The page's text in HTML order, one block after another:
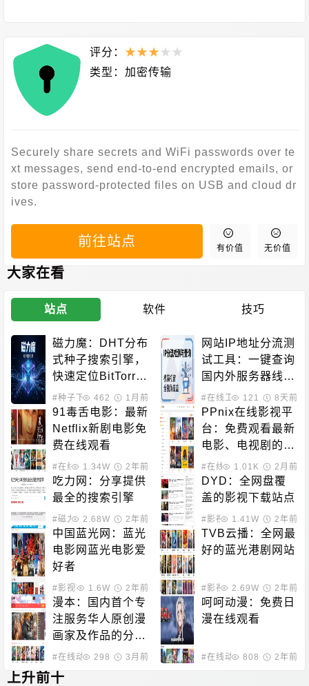
评分： ★★★ ★ ★
类型： 加密传输
Securely share secrets and WiFi passwords over te
xt messages, send end-to-end encrypted emails, or
store password-protected files on USB and cloud dr
ives.
前往站点 有价值 无价值
大家在看
站点 软件 技巧
磁力魔：DHT分布
式种子搜索引擎，
快速定位BitTorre
nt资源
#种子下载 #磁力搜索
462 1月前
网站IP地址分流测
试工具：一键查询
国内外服务器线路
质量与CDN分布
#在线工具 121 8天前
91毒舌电影：最新
Netflix新剧电影免
费在线观看
#在线影音1.34W 2年前
PPnix在线影视平
台：免费观看最新
电影、电视剧的站
点
#在线影音1.01K 2月前
吃力网：分享提供
最全的搜索引擎
#磁力搜索2.68W 2年前
DYD：全网盘覆
盖的影视下载站点
#影视下载1.41W 2年前
中国蓝光网：蓝光
电影网蓝光电影爱
好者
#影视下载1.6W 2年前
TVB云播：全网最
好的蓝光港剧网站
#影视下载 #在线影音
2.69W 2年前
漫本：国内首个专
注服务华人原创漫
画家及作品的分享
平台
#在线动漫 298 3月前
呵呵动漫：免费日
漫在线观看
#在线动漫808 2年前
上升前十